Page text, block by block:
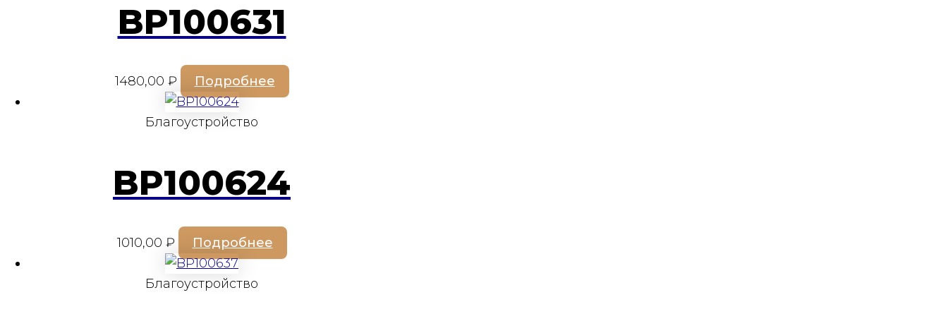
BP100631
1480,00 ₽ Подробнее
Благоустройство
BP100624
1010,00 ₽ Подробнее
Благоустройство